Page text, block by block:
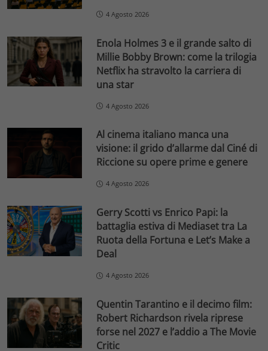
4 Agosto 2026
Enola Holmes 3 e il grande salto di
Millie Bobby Brown: come la trilogia
Netflix ha stravolto la carriera di
una star
4 Agosto 2026
Al cinema italiano manca una
visione: il grido d’allarme dal Ciné di
Riccione su opere prime e genere
4 Agosto 2026
Gerry Scotti vs Enrico Papi: la
battaglia estiva di Mediaset tra La
Ruota della Fortuna e Let’s Make a
Deal
4 Agosto 2026
Quentin Tarantino e il decimo film:
Robert Richardson rivela riprese
forse nel 2027 e l’addio a The Movie
Critic